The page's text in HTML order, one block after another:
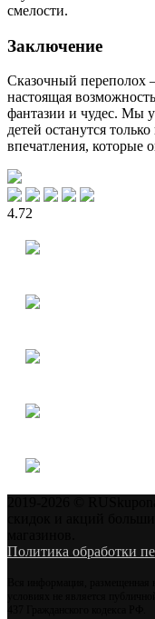
смелости.
Заключение
Сказочный переполох
настоящая
фантазии и чудес. Мы
детей останутся
впечатления, которые
4.72
Политика обработки